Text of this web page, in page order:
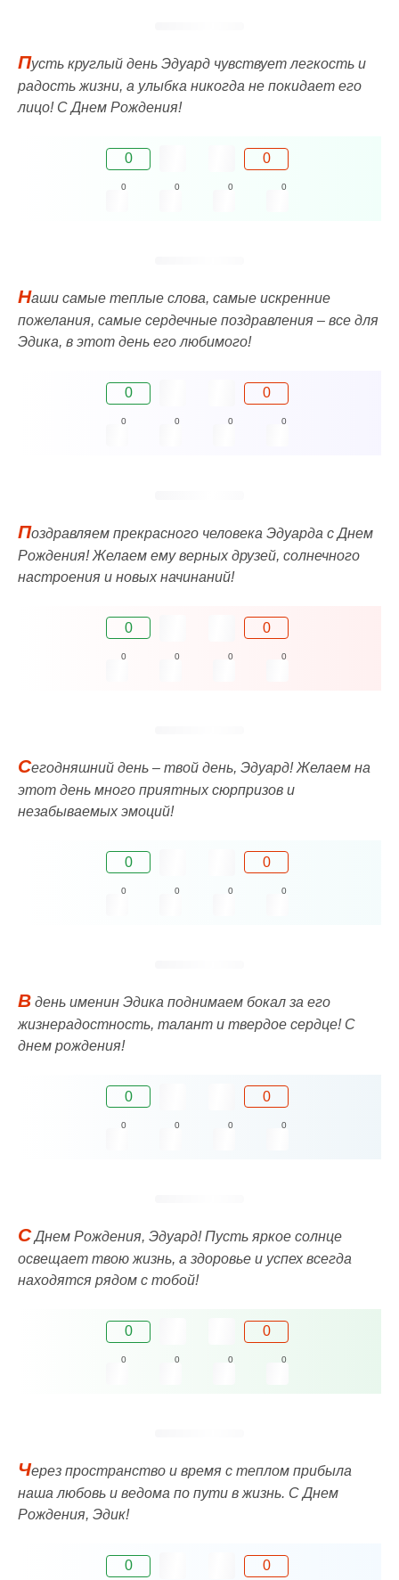
Пусть круглый день Эдуард чувствует легкость и
радость жизни, а улыбка никогда не покидает его
лицо! C Днем Рождения!
0 0
0 0 0 0
Наши самые теплые слова, самые искренние
пожелания, самые сердечные поздравления – все для
Эдика, в этот день его любимого!
0 0
0 0 0 0
Поздравляем прекрасного человека Эдуарда с Днем
Рождения! Желаем ему верных друзей, солнечного
настроения и новых начинаний!
0 0
0 0 0 0
Сегодняшний день – твой день, Эдуард! Желаем на
этот день много приятных сюрпризов и
незабываемых эмоций!
0 0
0 0 0 0
В день именин Эдика поднимаем бокал за его
жизнерадостность, талант и твердое сердце! C
днем рождения!
0 0
0 0 0 0
CДнем Рождения, Эдуард! Пусть яркое солнце
освещает твою жизнь, а здоровье и успех всегда
находятся рядом с тобой!
0 0
0 0 0 0
Через пространство и время с теплом прибыла
наша любовь и ведома по пути в жизнь. C Днем
Рождения, Эдик!
0 0